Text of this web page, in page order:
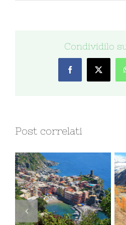
Condividilo
FacebookX
Post correlati